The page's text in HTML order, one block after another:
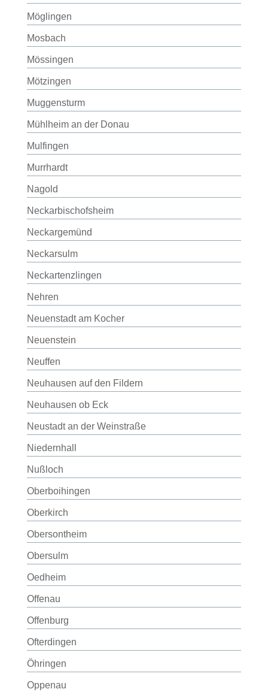
Möglingen
Mosbach
Mössingen
Mötzingen
Muggensturm
Mühlheim an der Donau
Mulfingen
Murrhardt
Nagold
Neckarbischofsheim
Neckargemünd
Neckarsulm
Neckartenzlingen
Nehren
Neuenstadt am Kocher
Neuenstein
Neuffen
Neuhausen auf den Fildern
Neuhausen ob Eck
Neustadt an der Weinstraße
Niedernhall
Nußloch
Oberboihingen
Oberkirch
Obersontheim
Obersulm
Oedheim
Offenau
Offenburg
Ofterdingen
Öhringen
Oppenau